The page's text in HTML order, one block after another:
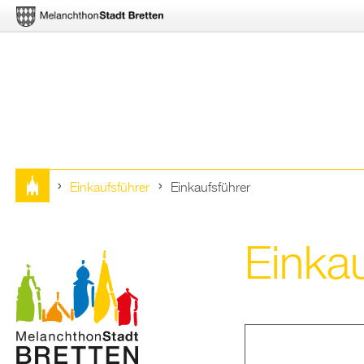
hier
Einkaufsführer Einkaufsführer